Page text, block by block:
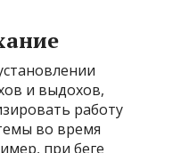
и выдохов,
работу
во время
при беге